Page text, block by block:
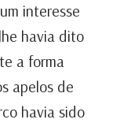
interesse
havia dito
a forma
apelos de
havia sido